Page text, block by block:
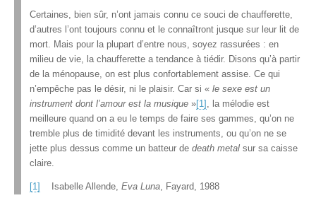
Certaines, bien sûr, n’ont jamais connu ce souci de chaufferette,
d’autres l’ont toujours connu et le connaîtront jusque sur leur lit de
mort. Mais pour la plupart d’entre nous, soyez rassurées : en
milieu de vie, la chaufferette a tendance à tiédir. Disons qu’à partir
de la ménopause, on est plus confortablement assise. Ce qui
n’empêche pas le désir, ni le plaisir. Car si « le sexe est un
instrument dont l’amour est la musique »[1]
, la mélodie est
meilleure quand on a eu le temps de faire ses gammes, qu’on ne
tremble plus de timidité devant les instruments, ou qu’on ne se
jette plus dessus comme un batteur de death metal sur sa caisse
claire.
[1] Isabelle Allende, Eva Luna, Fayard, 1988